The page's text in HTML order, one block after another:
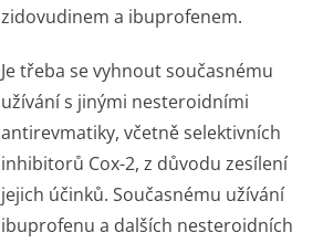
zidovudinem a ibuprofenem.
Je třeba se vyhnout současnému
užívání s jinými nesteroidními
antirevmatiky, včetně selektivních
inhibitorů Cox-2, z důvodu zesílení
jejich účinků. Současnému užívání
ibuprofenu a dalších nesteroidních